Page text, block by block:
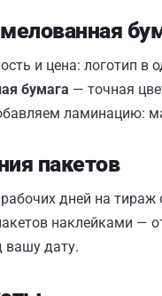
и цена: логотип в
бумага — точная
ламинацию:
пакетов
дней на тираж
наклейками —
вашу дату.